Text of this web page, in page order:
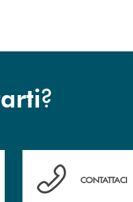
?
Hai bisogno di
CONTATTACI